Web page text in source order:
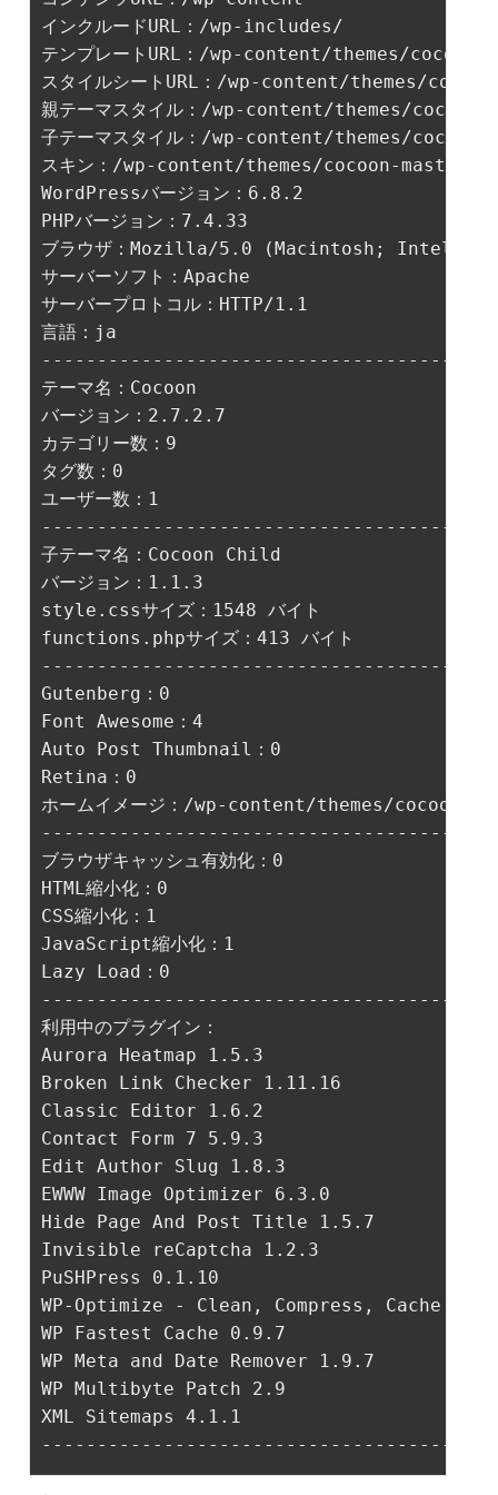
インクルードURL：/wp-includes/
テンプレートURL：/wp-content/themes/cocoon-
スタイルシートURL：/wp-content/themes/
親テーマスタイル：/wp-content/themes/
子テーマスタイル：/wp-content/themes/
スキン：/wp-content/themes/cocoon-
WordPressバージョン：6.8.2
PHPバージョン：7.4.33
ブラウザ：Mozilla/5.0 (Macintosh; Intel
サーバーソフト：Apache
サーバープロトコル：HTTP/1.1
言語：ja
テーマ名：Cocoon
バージョン：2.7.2.7
カテゴリー数：9
ユーザー数：1
子テーマ名：Cocoon Child
バージョン：1.1.3
functions.phpサイズ：413 バイト
Gutenberg：0
Font Awesome：4
Auto Post Thumbnail：0
ホームイメージ：/wp-content/themes/
ブラウザキャッシュ有効化：0
HTML縮小化：0
CSS縮小化：1
Lazy Load：0
利用中のプラグイン：
Aurora Heatmap 1.5.3
Broken Link Checker 1.11.16
Classic Editor 1.6.2
Contact Form 7 5.9.3
Edit Author Slug 1.8.3
EWWW Image Optimizer 6.3.0
Hide Page And Post Title 1.5.7
Invisible reCaptcha 1.2.3
PuSHPress 0.1.10
WP-Optimize - Clean, Compress, Cache
WP Fastest Cache 0.9.7
WP Meta and Date Remover 1.9.7
XML Sitemaps 4.1.1